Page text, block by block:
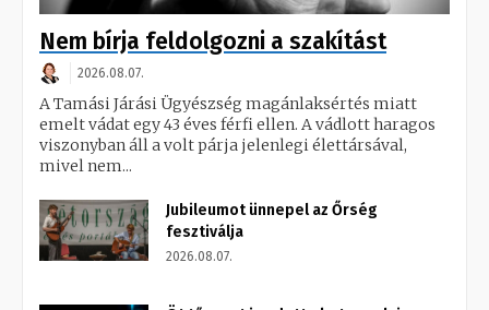
Nem bírja feldolgozni a szakítást
2026.08.07.
A Tamási Járási Ügyészség magánlaksértés miatt
emelt vádat egy 43 éves férfi ellen. A vádlott haragos
viszonyban áll a volt párja jelenlegi élettársával,
mivel nem...
Jubileumot ünnepel az Őrség
fesztiválja
2026.08.07.